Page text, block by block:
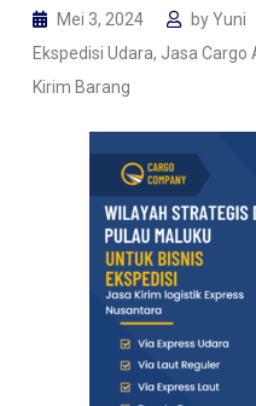
Mei 3, 2024 byYuni
Ekspedisi Udara, Jasa Cargo
Kirim Barang